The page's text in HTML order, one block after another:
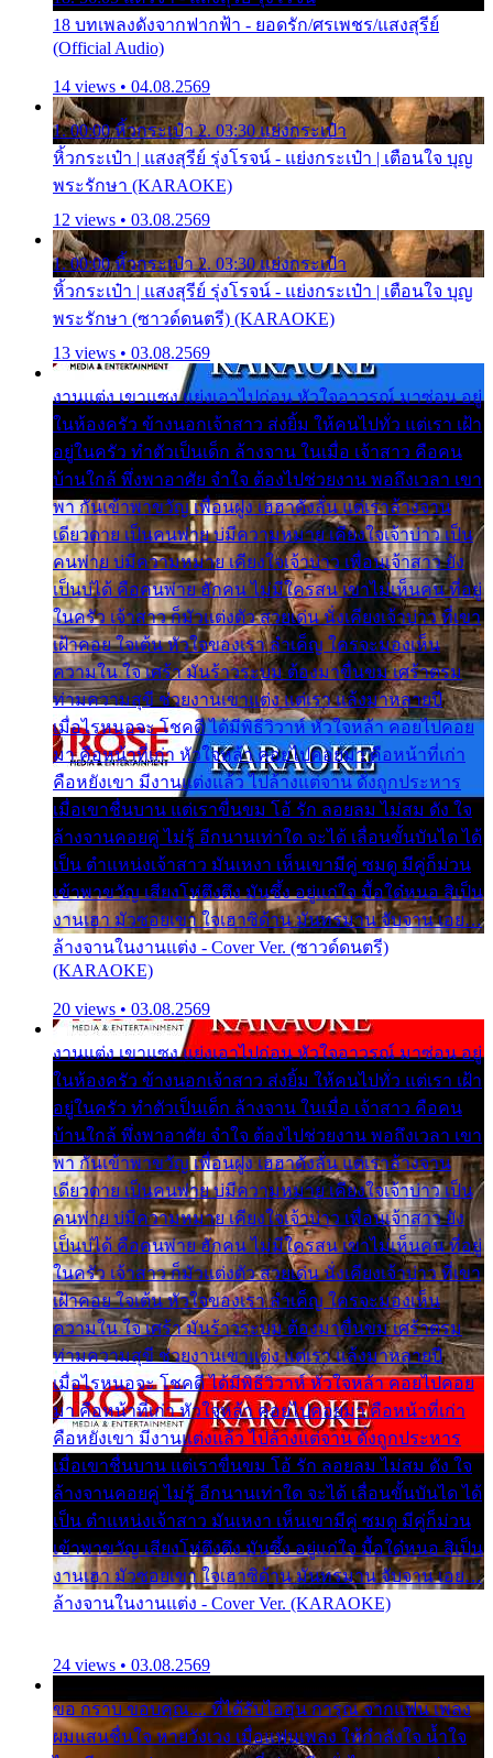
18 บทเพลงดังจากฟากฟ้า - ยอดรัก/ศรเพชร/แสงสุรีย์
(Official Audio)
14 views • 04.08.2569
1. 00:00 หิ้วกระเป๋า 2. 03:30 แย่งกระเป๋า
หิ้วกระเป๋า | แสงสุรีย์ รุ่งโรจน์ - แย่งกระเป๋า | เตือนใจ บุญ
พระรักษา (KARAOKE)
12 views • 03.08.2569
1. 00:00 หิ้วกระเป๋า 2. 03:30 แย่งกระเป๋า
หิ้วกระเป๋า | แสงสุรีย์ รุ่งโรจน์ - แย่งกระเป๋า | เตือนใจ บุญ
พระรักษา (ซาวด์ดนตรี) (KARAOKE)
13 views • 03.08.2569
งานแต่ง เขาแซง แย่งเอาไปก่อน หัวใจอาวรณ์ มาซ่อน อยู่
ในห้องครัว ข้างนอกเจ้าสาว ส่งยิ้ม ให้คนไปทั่ว แต่เรา เฝ้า
อยู่ในครัว ทำตัวเป็นเด็ก ล้างจาน ในเมื่อ เจ้าสาว คือคน
บ้านใกล้ พึ่งพาอาศัย จำใจ ต้องไปช่วยงาน พอถึงเวลา เขา
พา กันเข้าพาขวัญ เพื่อนฝูง เฮฮาดังลั่น แต่เราล้างจาน
เดียวดาย เป็นคนพ่าย บ่มีความหมาย เคียงใจเจ้าบ่าว เป็น
คนพ่าย บ่มีความหมาย เคียงใจเจ้าบ่าว เพื่อนเจ้าสาว ยัง
เป็นบ่ได้ คือคนพ่าย ฮักคน ไม่มีใครสน เขาไม่เห็นคน ที่อยู่
ในครัว เจ้าสาว ก็มัวแต่งตัว สวยเด่น นั่งเคียงเจ้าบ่าว ที่เขา
เฝ้าคอย ใจเต้น หัวใจของเรา ลำเค็ญ ใครจะมองเห็น
ความใน ใจ เศร้า มันร้าวระบม ต้องมาขื่นขม เศร้าตรม
ท่ามความสุขี ช่วยงานเขาแต่ง แต่เรา แล้งมาหลายปี
เมื่อไรหนอจะ โชคดี ได้มีพิธีวิวาห์ หัวใจหล้า คอยไปคอย
มา คือหน้าที่เก่า หัวใจหล้า คอยไปคอยมา คือหน้าที่เก่า
คือหยังเขา มีงานแต่งแล้ว ไปล้างแต่จาน ดั่งถูกประหาร
เมื่อเขาชื่นบาน แต่เราขื่นขม โอ้ รัก ลอยลม ไม่สม ดัง ใจ
ล้างจานคอยคู่ ไม่รู้ อีกนานเท่าใด จะได้ เลื่อนขั้นบันได ได้
เป็น ตำแหน่งเจ้าสาว มันเหงา เห็นเขามีคู่ ซมดู มีคู่ก็ม่วน
เข้าพาขวัญ เสียงโห่ตึงตึง มันซึ้ง อยู่แก่ใจ มื้อใด๋หนอ สิเป็น
งานเฮา มัวซอยเขา ใจเฮาซิด้าน มันทรมาน จับจาน เอย…
ล้างจานในงานแต่ง - Cover Ver. (ซาวด์ดนตรี)
(KARAOKE)
20 views • 03.08.2569
งานแต่ง เขาแซง แย่งเอาไปก่อน หัวใจอาวรณ์ มาซ่อน อยู่
ในห้องครัว ข้างนอกเจ้าสาว ส่งยิ้ม ให้คนไปทั่ว แต่เรา เฝ้า
อยู่ในครัว ทำตัวเป็นเด็ก ล้างจาน ในเมื่อ เจ้าสาว คือคน
บ้านใกล้ พึ่งพาอาศัย จำใจ ต้องไปช่วยงาน พอถึงเวลา เขา
พา กันเข้าพาขวัญ เพื่อนฝูง เฮฮาดังลั่น แต่เราล้างจาน
เดียวดาย เป็นคนพ่าย บ่มีความหมาย เคียงใจเจ้าบ่าว เป็น
คนพ่าย บ่มีความหมาย เคียงใจเจ้าบ่าว เพื่อนเจ้าสาว ยัง
เป็นบ่ได้ คือคนพ่าย ฮักคน ไม่มีใครสน เขาไม่เห็นคน ที่อยู่
ในครัว เจ้าสาว ก็มัวแต่งตัว สวยเด่น นั่งเคียงเจ้าบ่าว ที่เขา
เฝ้าคอย ใจเต้น หัวใจของเรา ลำเค็ญ ใครจะมองเห็น
ความใน ใจ เศร้า มันร้าวระบม ต้องมาขื่นขม เศร้าตรม
ท่ามความสุขี ช่วยงานเขาแต่ง แต่เรา แล้งมาหลายปี
เมื่อไรหนอจะ โชคดี ได้มีพิธีวิวาห์ หัวใจหล้า คอยไปคอย
มา คือหน้าที่เก่า หัวใจหล้า คอยไปคอยมา คือหน้าที่เก่า
คือหยังเขา มีงานแต่งแล้ว ไปล้างแต่จาน ดั่งถูกประหาร
เมื่อเขาชื่นบาน แต่เราขื่นขม โอ้ รัก ลอยลม ไม่สม ดัง ใจ
ล้างจานคอยคู่ ไม่รู้ อีกนานเท่าใด จะได้ เลื่อนขั้นบันได ได้
เป็น ตำแหน่งเจ้าสาว มันเหงา เห็นเขามีคู่ ซมดู มีคู่ก็ม่วน
เข้าพาขวัญ เสียงโห่ตึงตึง มันซึ้ง อยู่แก่ใจ มื้อใด๋หนอ สิเป็น
งานเฮา มัวซอยเขา ใจเฮาซิด้าน มันทรมาน จับจาน เอย…
ล้างจานในงานแต่ง - Cover Ver. (KARAOKE)
24 views • 03.08.2569
ขอ กราบ ขอบคุณ.... ที่ได้รับไออุ่น การุณ จากแฟน เพลง
ผมแสนชื่นใจ หายวังเวง เมื่อแฟนเพลง ให้กำลังใจ น้ำใจ